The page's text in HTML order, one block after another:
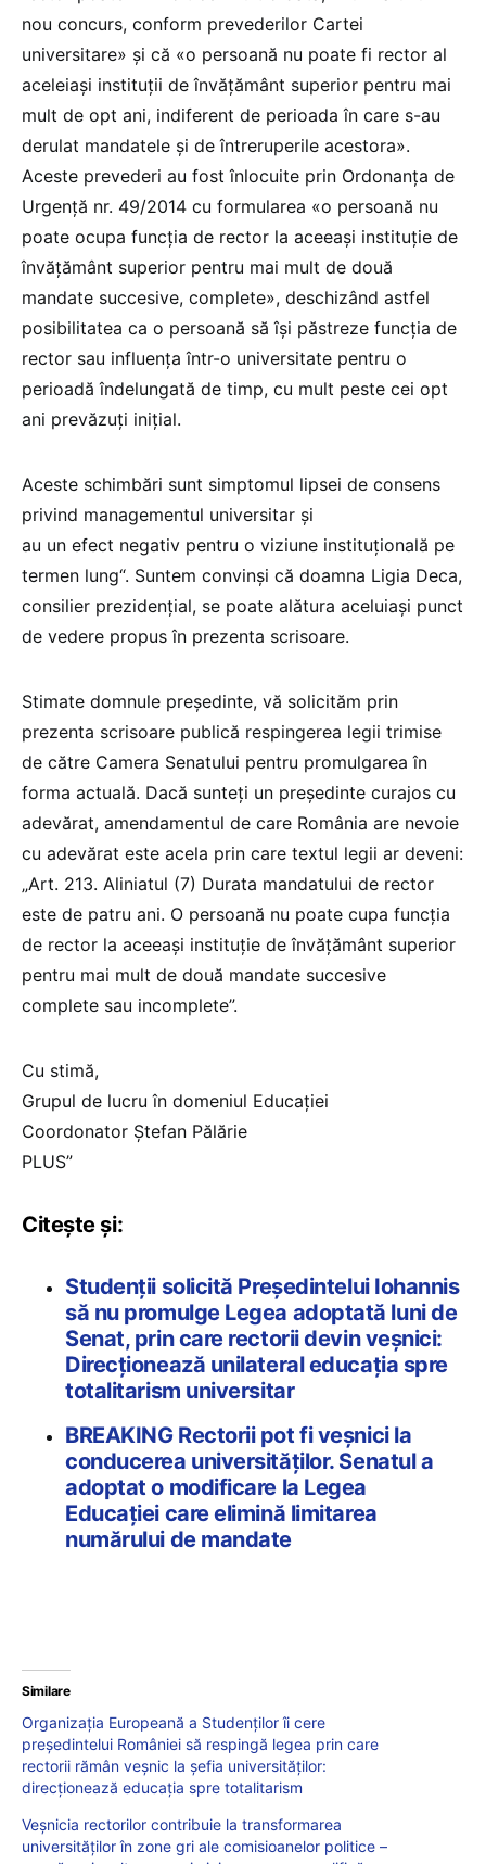
nou concurs, conform prevederilor Cartei
universitare» și că «o persoană nu poate fi rector al
aceleiași instituții de învățământ superior pentru mai
mult de opt ani, indiferent de perioada în care s-au
derulat mandatele și de întreruperile acestora».
Aceste prevederi au fost înlocuite prin Ordonanța de
Urgență nr. 49/2014 cu formularea «o persoană nu
poate ocupa funcția de rector la aceeași instituție de
învățământ superior pentru mai mult de două
mandate succesive, complete», deschizând astfel
posibilitatea ca o persoană să își păstreze funcția de
rector sau influența într-o universitate pentru o
perioadă îndelungată de timp, cu mult peste cei opt
ani prevăzuți inițial.
Aceste schimbări sunt simptomul lipsei de consens
privind managementul universitar și
au un efect negativ pentru o viziune instituțională pe
termen lung“. Suntem convinși că doamna Ligia Deca,
consilier prezidențial, se poate alătura aceluiași punct
de vedere propus în prezenta scrisoare.
Stimate domnule președinte, vă solicităm prin
prezenta scrisoare publică respingerea legii trimise
de către Camera Senatului pentru promulgarea în
forma actuală. Dacă sunteți un președinte curajos cu
adevărat, amendamentul de care România are nevoie
cu adevărat este acela prin care textul legii ar deveni:
„Art. 213. Aliniatul (7) Durata mandatului de rector
este de patru ani. O persoană nu poate cupa funcția
de rector la aceeași instituție de învățământ superior
pentru mai mult de două mandate succesive
complete sau incomplete”.
Cu stimă,
Grupul de lucru în domeniul Educației
Coordonator Ștefan Pălărie
PLUS”
Citește și:
Studenţii solicită Preşedintelui Iohannis
să nu promulge Legea adoptată luni de
Senat, prin care rectorii devin veşnici:
Direcționează unilateral educația spre
totalitarism universitar
BREAKING Rectorii pot fi veşnici la
conducerea universităţilor. Senatul a
adoptat o modificare la Legea
Educaţiei care elimină limitarea
numărului de mandate
Similare
Organizația Europeană a Studenților îi cere
președintelui României să respingă legea prin care
rectorii rămân veșnic la șefia universităților:
direcționează educația spre totalitarism
Veșnicia rectorilor contribuie la transformarea
universităților în zone gri ale comisioanelor politice –